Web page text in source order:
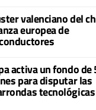
valenciano del
europea de
activa un fondo de
para disputar las
tecnológicas